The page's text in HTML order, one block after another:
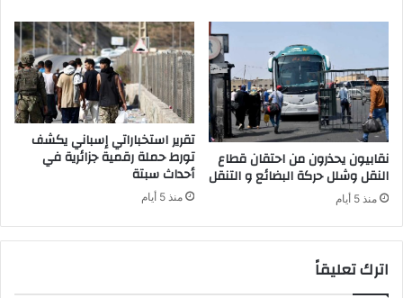
ر
ك
و
ر
و
ن
انقابيون يحذرون من احتقان قطاع
النقل وشلل حركة البضائع و التنقل
منذ 5 أيام
تقرير استخباراتي إسباني يكشف
تورط حملة رقمية جزائرية في
أحداث سبتة
منذ 5 أيام
اترك تعليقاً